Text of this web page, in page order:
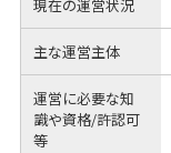
現在の運営状況
主な運営主体
運営に必要な知
識や資格/許認可
等